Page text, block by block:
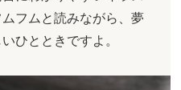
フムと読みながら、夢
ひとときですよ。